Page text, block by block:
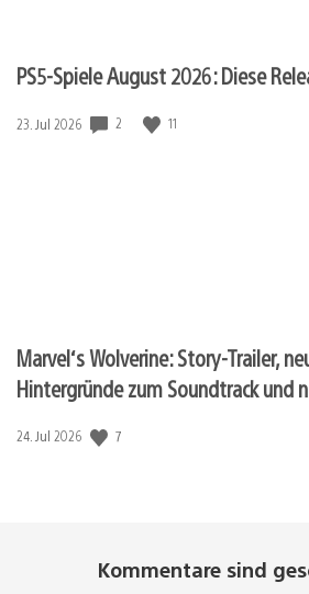
PS5-Spiele August 2026: Diese
Veröffentlichungsdatum:
23. Jul 2026 2 11
Marvel‘s Wolverine: Story-Trailer,
Hintergründe zum Soundtrack und
Veröffentlichungsdatum:
24. Jul 2026 7
Kommentare sind